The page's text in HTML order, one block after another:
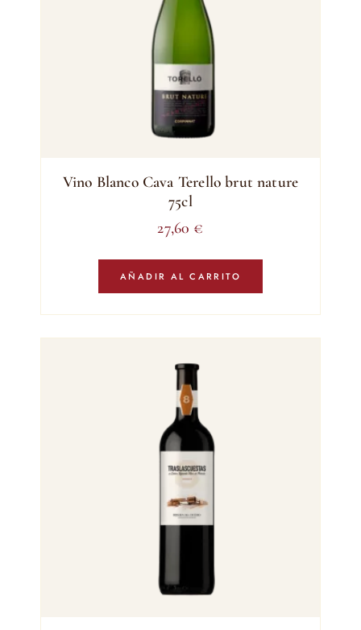
Vino Blanco Cava Terello brut nature
75cl
27,60 €
AÑADIR AL CARRITO